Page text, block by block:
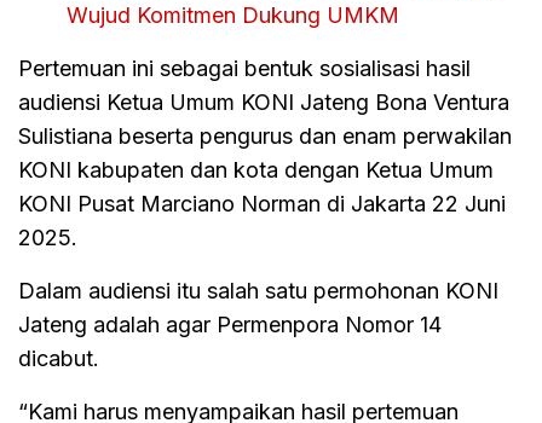
Wujud Komitmen Dukung UMKM
Pertemuan ini sebagai bentuk sosialisasi hasil
audiensi Ketua Umum KONI Jateng Bona Ventura
Sulistiana beserta pengurus dan enam perwakilan
KONI kabupaten dan kota dengan Ketua Umum
KONI Pusat Marciano Norman di Jakarta 22 Juni
2025.
Dalam audiensi itu salah satu permohonan KONI
Jateng adalah agar Permenpora Nomor 14
dicabut.
“Kami harus menyampaikan hasil pertemuan